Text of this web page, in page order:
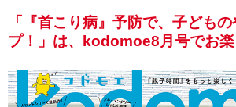
「『首こり病』予防で、子ども
プ！」は、kodomoe8月号でお楽